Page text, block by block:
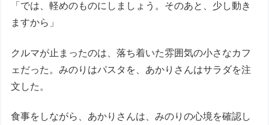
「では、軽めのものにしましょう。そのあと、少し動き
ますから」
クルマが止まったのは、落ち着いた雰囲気の小さなカフ
ェだった。みのりはパスタを、あかりさんはサラダを注
文した。
食事をしながら、あかりさんは、みのりの心境を確認し